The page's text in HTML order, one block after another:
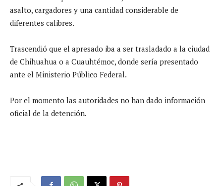
asalto, cargadores y una cantidad considerable de
diferentes calibres.
Trascendió que el apresado iba a ser trasladado a la ciudad
de Chihuahua o a Cuauhtémoc, donde sería presentado
ante el Ministerio Público Federal.
Por el momento las autoridades no han dado información
oficial de la detención.